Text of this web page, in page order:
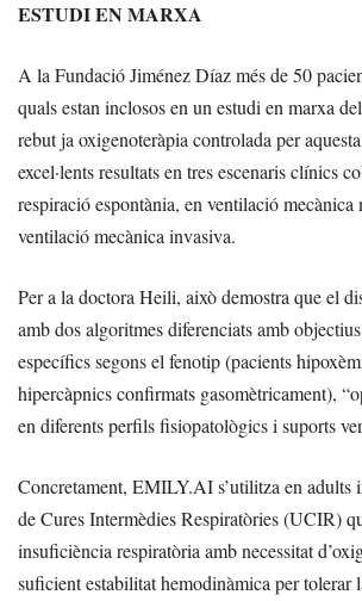
ESTUDI EN MARXA
A la Fundació Jiménez Díaz més de 50
quals estan inclosos en un estudi en marxa
rebut ja oxigenoteràpia controlada per
excel·lents resultats en tres escenaris clínics
respiració espontània, en ventilació
ventilació mecànica invasiva.
Per a la doctora Heili, això demostra que el
amb dos algoritmes diferenciats amb
específics segons el fenotip (pacients
hipercàpnics confirmats gasomètricament),
en diferents perfils fisiopatològics i suports
Concretament, EMILY.AI s’utilitza en adults
de Cures Intermèdies Respiratòries (UCIR)
insuficiència respiratòria amb necessitat
suficient estabilitat hemodinàmica per tolerar